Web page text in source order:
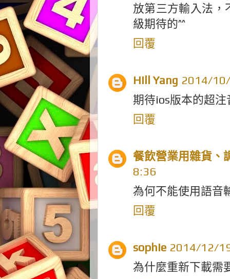
放第三方輸入法，
級期待的^^
回覆
Hill Yang 2014/
期待ios版本的超
回覆
餐飲營業用雜貨、
8:36
為何不能使用語音
回覆
sophie 2014/12/
為什麼重新下載需